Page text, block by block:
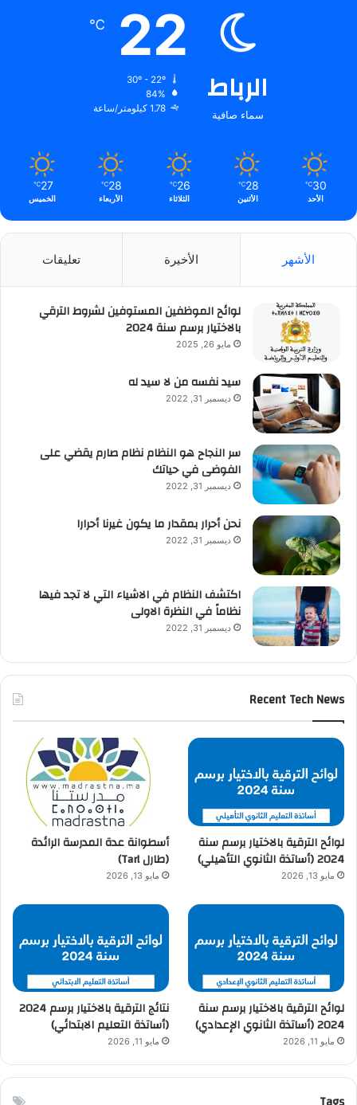
الرباط
سماء صافية
22
℃
84%
1.78 كيلومتر/ساعة
30
℃
الأحد
28
℃
الأثنين
26
℃
الثلاثاء
28
℃
الأربعاء
27
℃
الخميس
الأشهر الأخيرة تعليقات
لوائح الموظفين المستوفين لشروط الترقي
بالاختيار برسم سنة 2024
مايو 26, 2025
سيد نفسه من لا سيد له
ديسمبر 31, 2022
سر النجاح هو النظام نظام صارم يقضي على
الفوضى في حياتك
ديسمبر 31, 2022
نحن أحرار بمقدار ما يكون غيرنا أحرارا
ديسمبر 31, 2022
اكتشف النظام في الاشياء التي لا تجد فيها
نظاماً في النظرة الاولى
ديسمبر 31, 2022
Recent Tech News
لوائح الترقية بالاختيار برسم سنة
2024 (أساتذة الثانوي التأهيلي)
مايو 13, 2026
أسطوانة عدة المدرسة الرائدة
(طارل Tarl)
مايو 13, 2026
لوائح الترقية بالاختيار برسم سنة
2024 (أساتذة الثانوي الإعدادي)
مايو 11, 2026
نتائج الترقية بالاختيار برسم 2024
(أساتذة التعليم الابتدائي)
مايو 11, 2026